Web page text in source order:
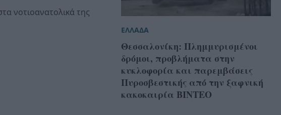
νοτιοανατολικά της
ΕΛΛΑΔΑ
Θεσσαλονίκη: Πλημμυρισμένοι
δρόμοι, προβλήματα στην
κυκλοφορία και παρεμβάσεις
Πυροσβεστικής από την ξαφνική
κακοκαιρία BINTEO